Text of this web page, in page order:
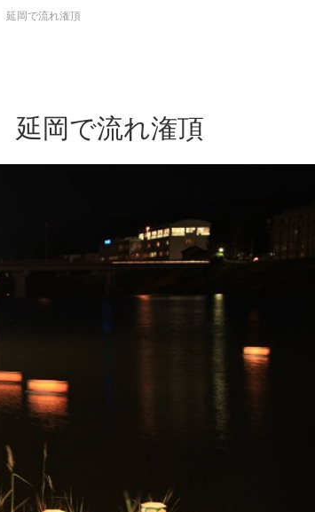
岡で流れ潅頂
岡で流れ潅頂